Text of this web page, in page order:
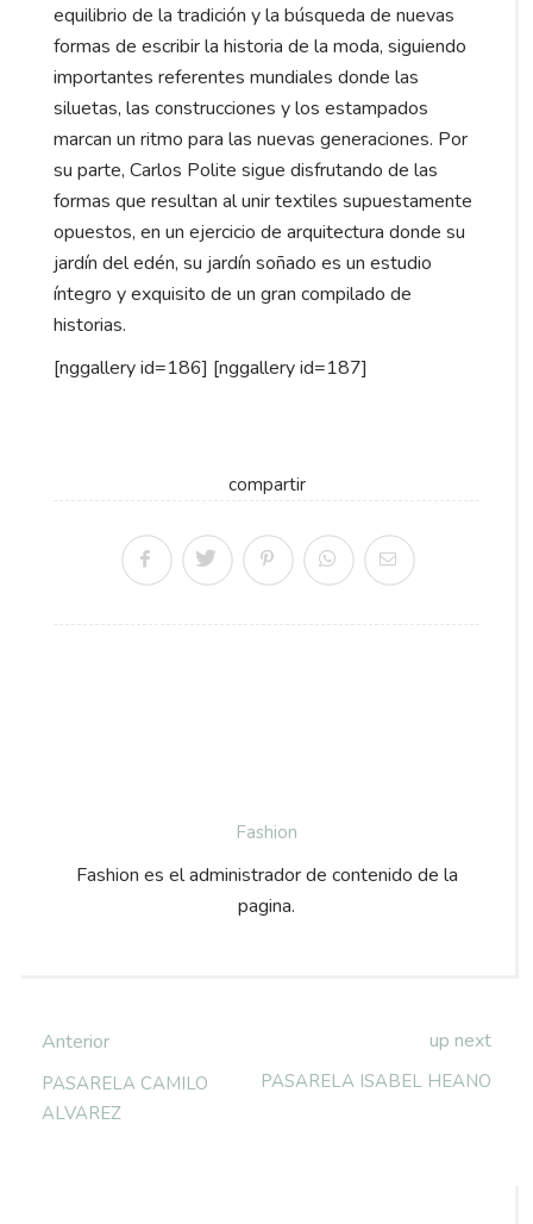
equilibrio de la tradición y la búsqueda de nuevas
formas de escribir la historia de la moda, siguiendo
importantes referentes mundiales donde las
siluetas, las construcciones y los estampados
marcan un ritmo para las nuevas generaciones. Por
su parte, Carlos Polite sigue disfrutando de las
formas que resultan al unir textiles supuestamente
opuestos, en un ejercicio de arquitectura donde su
jardín del edén, su jardín soñado es un estudio
íntegro y exquisito de un gran compilado de
historias.
[nggallery id=186] [nggallery id=187]
compartir
Fashion
Fashion es el administrador de contenido de la
pagina.
Anterior
PASARELA CAMILO
ALVAREZ
up next
PASARELA ISABEL HEANO